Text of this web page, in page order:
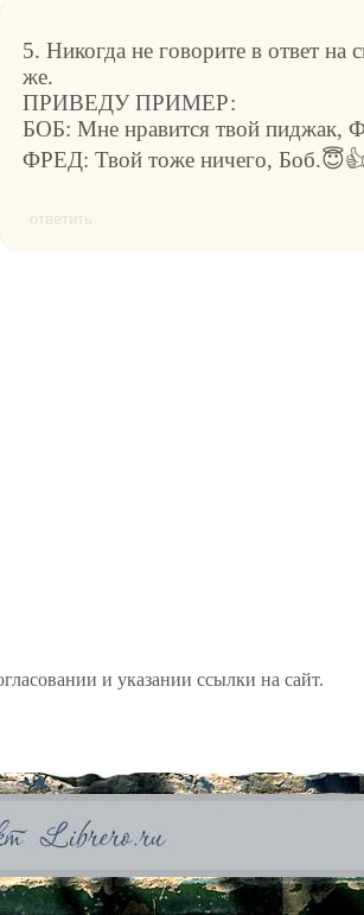
5. Никогда не говорите в ответ на
же.
ПРИВЕДУ ПРИМЕР:
БОБ: Мне нравится твой пиджак,
ФРЕД: Твой тоже ничего,
ответить
и указании ссылки на сайт.